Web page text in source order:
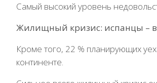
Самый высокий уровень
Жилищный кризис: испанцы –
Кроме того, 22 % планирующих
континенте.